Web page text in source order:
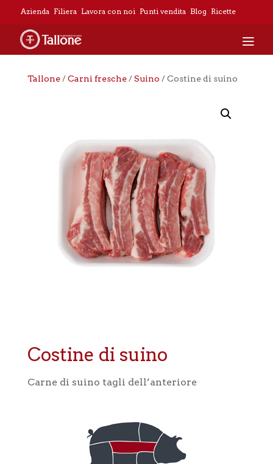
Azienda Filiera Lavora con noi Punti vendita Blog Ricette
Tallone/Carni fresche/Suino / Costine di suino
Costine di suino
Carne di suino tagli dell’anteriore